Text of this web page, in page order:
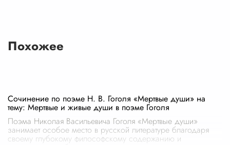
Похожее
Сочинение по поэме Н. В. Гоголя «Мертвые души» на
тему: Мертвые и живые души в поэме Гоголя
Поэма Николая Васильевича Гоголя «Мертвые души»
занимает особое место в русской литературе благодаря
своему глубокому философскому содержанию и